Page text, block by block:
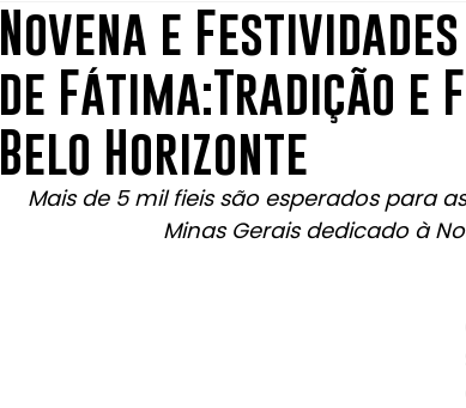
Novena e
de Fátima:Tradição e
Belo Horizonte
Mais de 5 mil fieis são esperados para
Minas Gerais dedicado à